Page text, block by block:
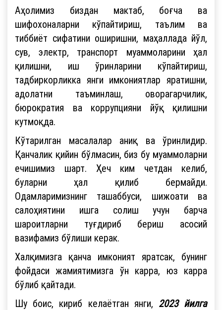
Аҳолимиз биздан мактаб, боғча ва
шифохоналарни кўпайтириш, таълим ва
тиббиёт сифатини оширишни, маҳаллада йўл,
сув, электр, транспорт муаммоларини ҳал
қилишни, иш ўринларини кўпайтириш,
тадбиркорликка янги имкониятлар яратишни,
адолатни таъминлаш, оворагарчилик,
бюрократия ва коррупцияни йўқ қилишни
кутмоқда.
Кўтарилган масалалар аниқ ва ўринлидир.
Қанчалик қийин бўлмасин, биз бу муаммоларни
ечишимиз шарт. Ҳеч ким четдан келиб,
буларни ҳал қилиб бермайди.
Одамларимизнинг ташаббуси, шижоати ва
салоҳиятини ишга солиш учун барча
шароитларни туғдириб бериш асосий
вазифамиз бўлиши керак.
Халқимизга қанча имконият яратсак, бунинг
фойдаси жамиятимизга ўн карра, юз карра
бўлиб қайтади.
Шу боис, кириб келаётган янги, 2023 йилга